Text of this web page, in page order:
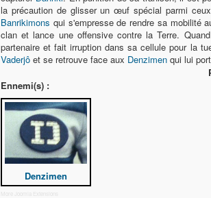
la précaution de glisser un œuf spécial parmi
Banrikimons qui s'empresse de rendre sa mobilité
clan et lance une offensive contre la Terre. Quand
partenaire et fait irruption dans sa cellule pour la
Vaderjô et se retrouve face aux Denzimen qui lui
Ennemi(s) :
Denzimen
More Joomla Extensions